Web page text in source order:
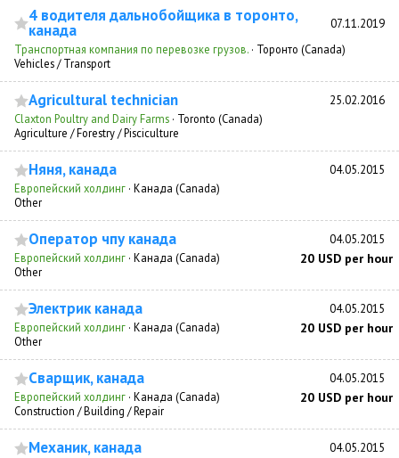
4 водителя дальнобойщика в торонто,
канада 07.11.2019
Транспортная компания по перевозке грузов. · Торонто (Canada)
Vehicles / Transport
Agricultural technician 25.02.2016
Claxton Poultry and Dairy Farms · Toronto (Canada)
Agriculture / Forestry / Pisciculture
Няня, канада 04.05.2015
Европейский холдинг · Канада (Canada)
Other
Оператор чпу канада 04.05.2015
Европейский холдинг · Канада (Canada) 20 USD per hour
Other
Электрик канада 04.05.2015
Европейский холдинг · Канада (Canada) 20 USD per hour
Other
Сварщик, канада 04.05.2015
Европейский холдинг · Канада (Canada) 20 USD per hour
Construction / Building / Repair
Механик, канада 04.05.2015